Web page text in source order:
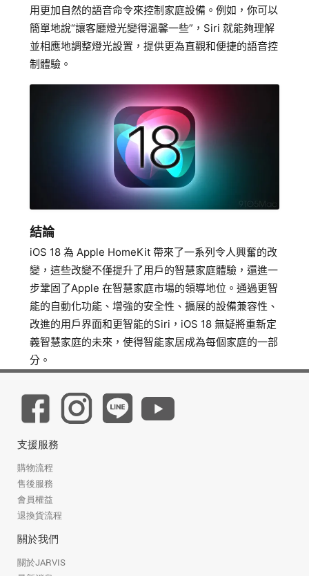
用更加自然的語音命令來控制家庭設備。例如，你可以
簡單地說“讓客廳燈光變得溫馨一些”，Siri 就能夠理解
並相應地調整燈光設置，提供更為直觀和便捷的語音控
制體驗。
結論
iOS 18 為 Apple HomeKit 帶來了一系列令人興奮的改
變，這些改變不僅提升了用戶的智慧家庭體驗，還進一
步鞏固了Apple 在智慧家庭市場的領導地位。通過更智
能的自動化功能、增強的安全性、擴展的設備兼容性、
改進的用戶界面和更智能的Siri，iOS 18 無疑將重新定
義智慧家庭的未來，使得智能家居成為每個家庭的一部
分。
支援服務
購物流程
售後服務
會員權益
退換貨流程
關於我們
關於JARVIS